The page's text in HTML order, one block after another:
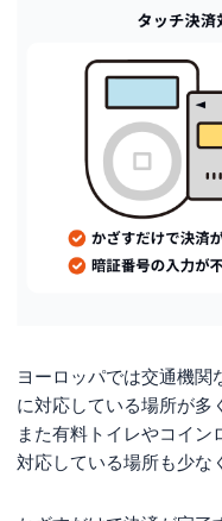
ヨーロッパでは交通機関
に対応している場所が多
また有料トイレやコイン
対応している場所も少な